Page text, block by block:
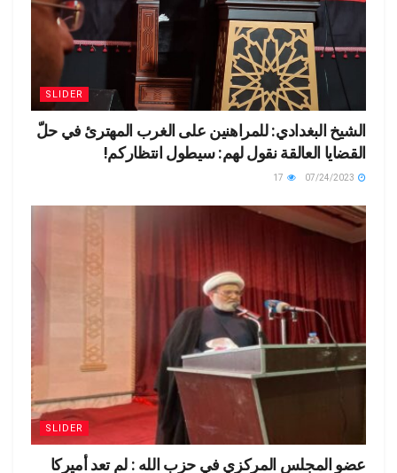
SLIDER
الشيخ البغدادي: للمراهنين على الغرب المهترئ في حلّ
القضايا العالقة نقول لهم: سيطول انتظاركم!
SLIDER
عضو المجلس المركزي في حزب الله : لم تعد أميركا